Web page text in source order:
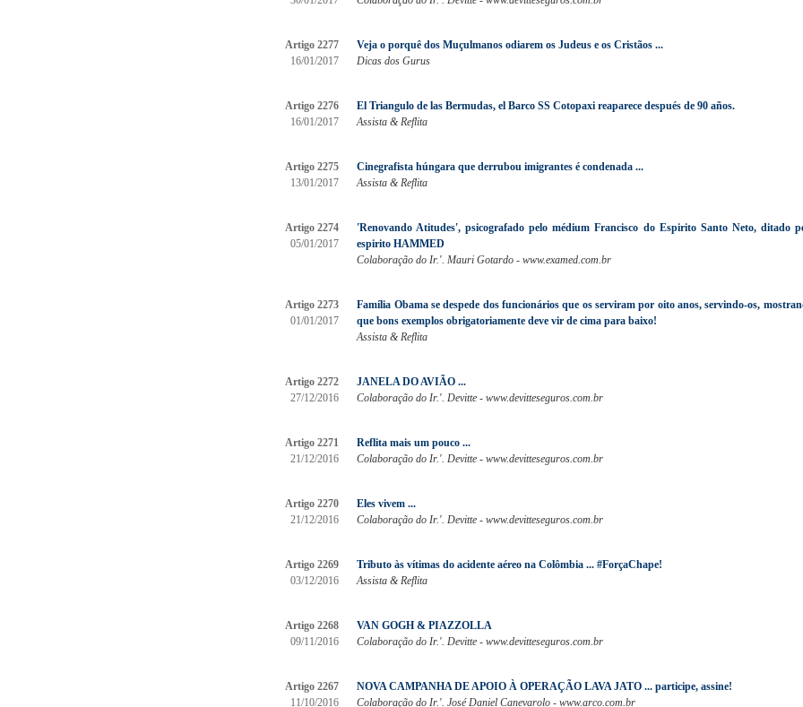
Artigo 2277
16/01/2017
Veja o porquê dos Muçulmanos odiarem os Judeus e os Cristãos ...
Dicas dos Gurus
Artigo 2276
16/01/2017
El Triangulo de las Bermudas, el Barco SS Cotopaxi reaparece después de 90 años.
Assista & Reflita
Artigo 2275
13/01/2017
Cinegrafista húngara que derrubou imigrantes é condenada ...
Assista & Reflita
Artigo 2274
05/01/2017
'Renovando Atitudes', psicografado pelo médium Francisco do Espirito Santo Neto, ditado
espirito HAMMED
Colaboração do Ir.'. Mauri Gotardo - www.examed.com.br
Artigo 2273
01/01/2017
Família Obama se despede dos funcionários que os serviram por oito anos, servindo-os,
que bons exemplos obrigatoriamente deve vir de cima para baixo!
Assista & Reflita
Artigo 2272
27/12/2016
JANELA DO AVIÃO ...
Colaboração do Ir.'. Devitte - www.devitteseguros.com.br
Artigo 2271
21/12/2016
Reflita mais um pouco ...
Colaboração do Ir.'. Devitte - www.devitteseguros.com.br
Artigo 2270
21/12/2016
Eles vivem ...
Colaboração do Ir.'. Devitte - www.devitteseguros.com.br
Artigo 2269
03/12/2016
Tributo às vítimas do acidente aéreo na Colômbia ... #ForçaChape!
Assista & Reflita
Artigo 2268
09/11/2016
VAN GOGH & PIAZZOLLA
Colaboração do Ir.'. Devitte - www.devitteseguros.com.br
Artigo 2267
11/10/2016
NOVA CAMPANHA DE APOIO À OPERAÇÃO LAVA JATO ... participe, assine!
Colaboração do Ir.'. José Daniel Canevarolo - www.arco.com.br